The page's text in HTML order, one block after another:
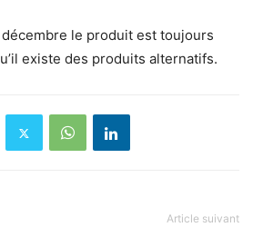
le produit est toujours
existe des produits alternatifs.
Article suivant